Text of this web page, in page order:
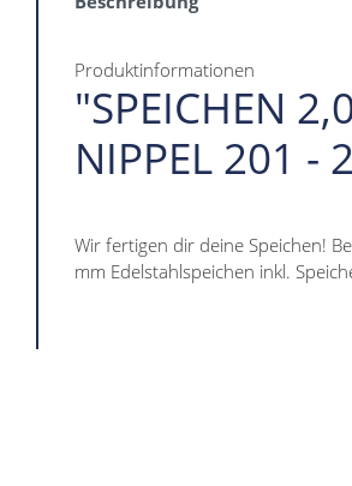
Produktinformationen
"SPEICHEN
NIPPEL 201 -
Wir fertigen dir deine Speichen!
mm Edelstahlspeichen inkl.